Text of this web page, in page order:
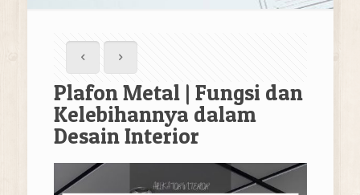
Plafon Metal | Fungsi dan
Kelebihannya dalam
Desain Interior